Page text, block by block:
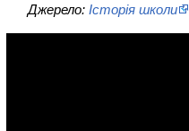
Джерело:Історія школи